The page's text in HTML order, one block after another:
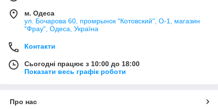
м. Одеса
ул. Бочарова 60, промрынок "Котовский", О-1, магазин
"Фрау", Одеса, Україна
Контакти
Сьогодні працює з 10:00 до 18:00
Показати весь графік роботи
Про нас